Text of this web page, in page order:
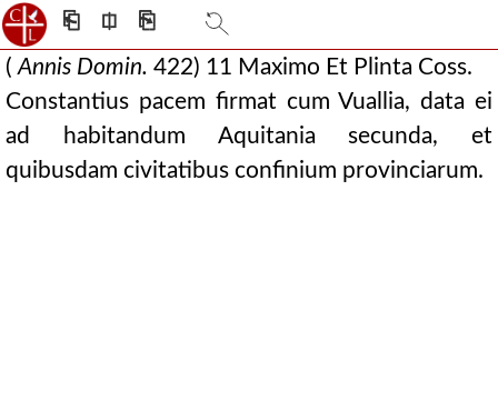
⎗ ⎅ ⎘
( Annis Domin. 422) 11 Maximo Et Plinta Coss.
Constantius pacem firmat cum Vuallia, data ei
ad habitandum Aquitania secunda, et
quibusdam civitatibus confinium provinciarum.